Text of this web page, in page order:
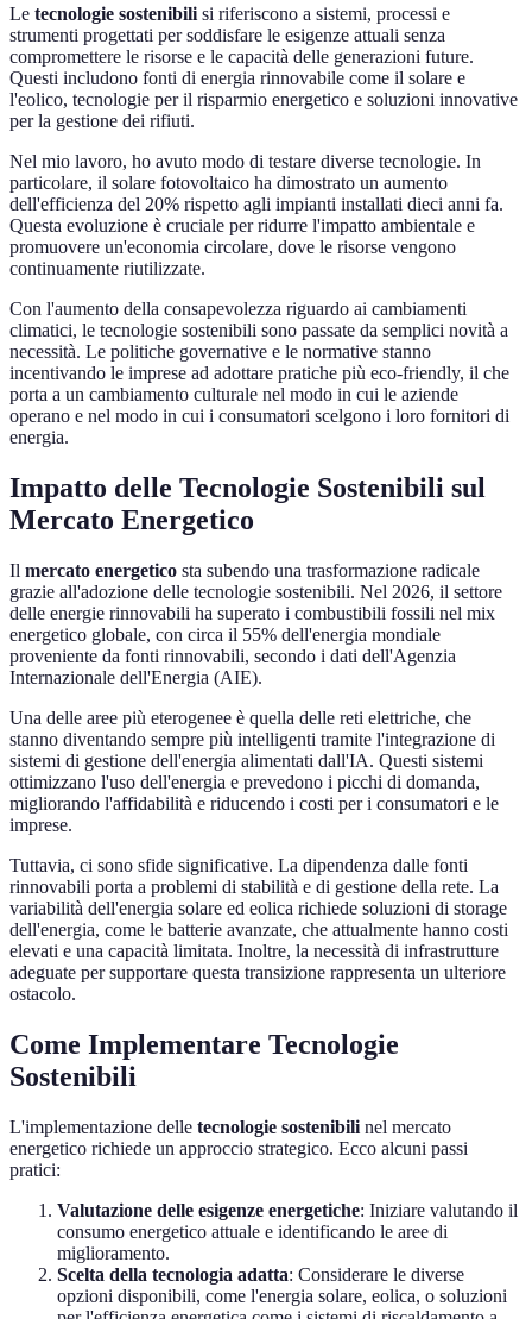
Le tecnologie sostenibili si riferiscono a sistemi, processi e
strumenti progettati per soddisfare le esigenze attuali senza
compromettere le risorse e le capacità delle generazioni future.
Questi includono fonti di energia rinnovabile come il solare e
l'eolico, tecnologie per il risparmio energetico e soluzioni innovative
per la gestione dei rifiuti.
Nel mio lavoro, ho avuto modo di testare diverse tecnologie. In
particolare, il solare fotovoltaico ha dimostrato un aumento
dell'efficienza del 20% rispetto agli impianti installati dieci anni fa.
Questa evoluzione è cruciale per ridurre l'impatto ambientale e
promuovere un'economia circolare, dove le risorse vengono
continuamente riutilizzate.
Con l'aumento della consapevolezza riguardo ai cambiamenti
climatici, le tecnologie sostenibili sono passate da semplici novità a
necessità. Le politiche governative e le normative stanno
incentivando le imprese ad adottare pratiche più eco-friendly, il che
porta a un cambiamento culturale nel modo in cui le aziende
operano e nel modo in cui i consumatori scelgono i loro fornitori di
energia.
Impatto delle Tecnologie Sostenibili sul
Mercato Energetico
Il mercato energetico sta subendo una trasformazione radicale
grazie all'adozione delle tecnologie sostenibili. Nel 2026, il settore
delle energie rinnovabili ha superato i combustibili fossili nel mix
energetico globale, con circa il 55% dell'energia mondiale
proveniente da fonti rinnovabili, secondo i dati dell'Agenzia
Internazionale dell'Energia (AIE).
Una delle aree più eterogenee è quella delle reti elettriche, che
stanno diventando sempre più intelligenti tramite l'integrazione di
sistemi di gestione dell'energia alimentati dall'IA. Questi sistemi
ottimizzano l'uso dell'energia e prevedono i picchi di domanda,
migliorando l'affidabilità e riducendo i costi per i consumatori e le
imprese.
Tuttavia, ci sono sfide significative. La dipendenza dalle fonti
rinnovabili porta a problemi di stabilità e di gestione della rete. La
variabilità dell'energia solare ed eolica richiede soluzioni di storage
dell'energia, come le batterie avanzate, che attualmente hanno costi
elevati e una capacità limitata. Inoltre, la necessità di infrastrutture
adeguate per supportare questa transizione rappresenta un ulteriore
ostacolo.
Come Implementare Tecnologie
Sostenibili
L'implementazione delle tecnologie sostenibili nel mercato
energetico richiede un approccio strategico. Ecco alcuni passi
pratici:
Valutazione delle esigenze energetiche: Iniziare valutando il
consumo energetico attuale e identificando le aree di
miglioramento.
Scelta della tecnologia adatta: Considerare le diverse
opzioni disponibili, come l'energia solare, eolica, o soluzioni